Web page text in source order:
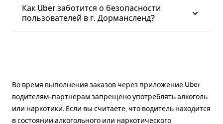
Как Uber заботится о безопасности
пользователей в г. Дормансленд?
Во время выполнения заказов через приложение Uber
водителям-партнерам запрещено употреблять алкоголь
или наркотики. Если вы считаете, что водитель находится
в состоянии алкогольного или наркотического